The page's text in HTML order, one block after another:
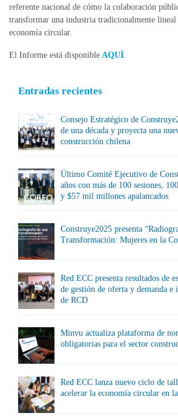
referente nacional de cómo la colaboración
transformar una industria tradicionalmente
economía circular.
El Informe está disponible AQUÍ.
Entradas recientes
Consejo Estratégico de
de una década y proyecta una
construcción chilena
Último Comité Ejecutivo de
años con más de 100 sesiones,
y $57 mil millones apalancados
Construye2025 presenta
Transformación: Mujeres en la
Red ECC presenta resultados de
de gestión de oferta y demanda e
de RCD
Minvu actualiza plataforma de
obligatorias para el sector
Red ECC lanza nuevo ciclo de
acelerar la economía circular en